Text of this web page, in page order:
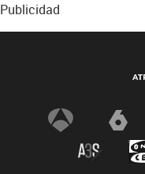
Publicidad